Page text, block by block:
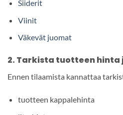
Siiderit
Viinit
Väkevät juomat
2. Tarkista tuotteen
Ennen tilaamista kannattaa
tuotteen kappalehinta